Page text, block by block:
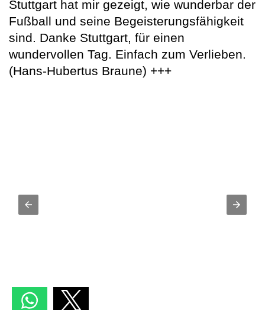
Stuttgart hat mir gezeigt, wie wunderbar der
Fußball und seine Begeisterungsfähigkeit
sind. Danke Stuttgart, für einen
wundervollen Tag. Einfach zum Verlieben.
(Hans-Hubertus Braune) +++